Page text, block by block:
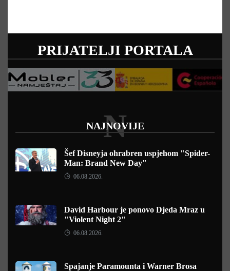
PRIJATELJI PORTALA
NAJNOVIJE
N
Šef Disneyja ohrabren uspjehom "Spider-
Man: Brand New Day"
06.08.2026.
David Harbour je ponovo Djeda Mraz u
"Violent Night 2"
06.08.2026.
Spajanje Paramounta i Warner Brosa